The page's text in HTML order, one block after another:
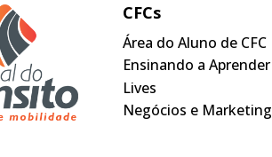
CFCs
Área do Aluno de CFC
Ensinando a Aprender
Lives
Negócios e Marketing